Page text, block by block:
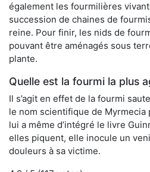
également les fourmilières
succession de chaines de
reine. Pour finir, les nids de
pouvant être aménagés sous
plante.
Quelle est la fourmi la plus
Il s’agit en effet de la fourmi
le nom scientifique de
lui a même d’intégré le livre
elles piquent, elle inocule un
douleurs à sa victime.